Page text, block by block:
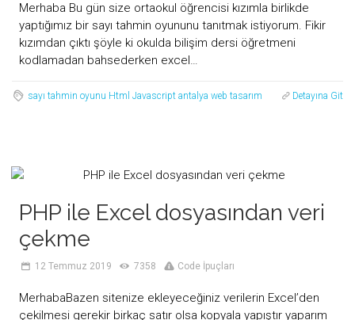
Merhaba Bu gün size ortaokul öğrencisi kızımla birlikde
yaptığımız bir sayı tahmin oyununu tanıtmak istiyorum. Fikir
kızımdan çıktı şöyle ki okulda bilişim dersi öğretmeni
kodlamadan bahsederken excel…
sayı tahmin oyunu Html Javascript antalya web tasarım Detayına Git
PHP ile Excel dosyasından veri
çekme
12 Temmuz 2019 7358 Code İpuçları
MerhabaBazen sitenize ekleyeceğiniz verilerin Excel’den
çekilmesi gerekir birkaç satır olsa kopyala yapıştır yaparım